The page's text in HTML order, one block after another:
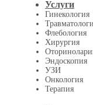
Услуги
Гинекология
Флебология
Хирургия
Эндоскопия
УЗИ
Онкология
Терапия